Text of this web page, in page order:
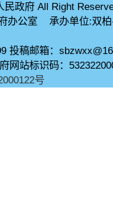
民政府 All Right
办公室 承办单位:双
投稿邮箱：
网站标识码：
号